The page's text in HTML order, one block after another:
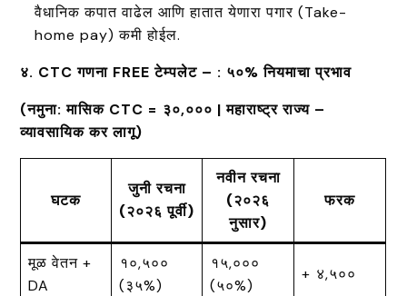
वैधानिक कपात वाढेल आणि हातात येणारा पगार (Take-
home pay) कमी होईल.
४. CTC गणना FREE टेम्पलेट – : ५०% नियमाचा प्रभाव
(नमुना: मासिक CTC = ₹३०,००० | महाराष्ट्र राज्य –
व्यावसायिक कर लागू)
घटक
जुनी रचना
(२०२६ पूर्वी)
नवीन रचना
(२०२६
नुसार)
फरक
मूळ वेतन +
DA
₹१०,५००
(३५%)
₹१५,०००
(५०%)
+ ₹४,५००